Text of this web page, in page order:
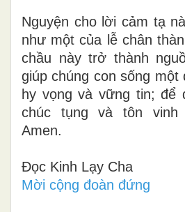
Nguyện cho lời cảm tạ
như một của lễ chân
chầu này trở thành
giúp chúng con sống
hy vọng và vững tin; để
chúc tụng và tôn vinh
Amen.
Đọc Kinh Lạy Cha
Mời cộng đoàn đứng